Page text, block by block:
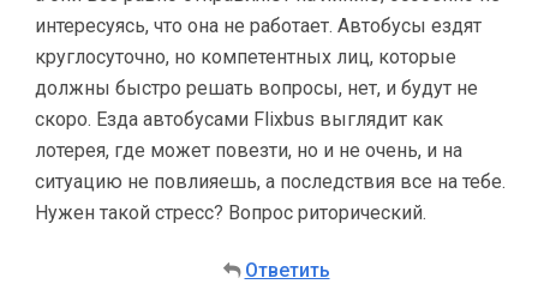
интересуясь, что она не работает. Автобусы ездят
круглосуточно, но компетентных лиц, которые
должны быстро решать вопросы, нет, и будут не
скоро. Езда автобусами Flixbus выглядит как
лотерея, где может повезти, но и не очень, и на
ситуацию не повлияешь, а последствия все на тебе.
Нужен такой стресс? Вопрос риторический.
Ответить